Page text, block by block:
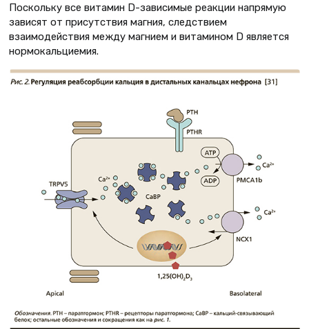
Поскольку все витамин D-зависимые реакции напрямую
зависят от присутствия магния, следствием
взаимодействия между магнием и витамином D является
нормокальциемия.